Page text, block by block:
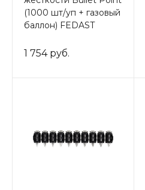
(1000 шт/уп + газовый
баллон) FEDAST
1 754 руб.